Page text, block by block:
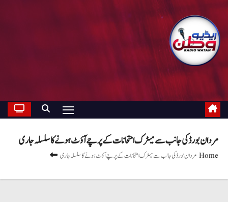
مردان بورڈ کی جانب سے میٹرک امتحانات کے پرچے آؤٹ ہونے کا سلسلہ جاری
Homeمردان بورڈ کی جانب سے میٹرک امتحانات کے پرچے آؤٹ ہونے کا سلسلہ جاری